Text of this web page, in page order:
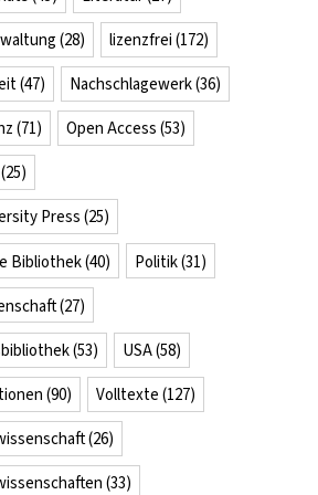
(28) lizenzfrei (172)
(47) Nachschlagewerk(36)
(71) Open Access (53)
Press(25)
Bibliothek(40) Politik(31)
(27)
(53) USA(58)
(90) Volltexte (127)
(26)
(33)